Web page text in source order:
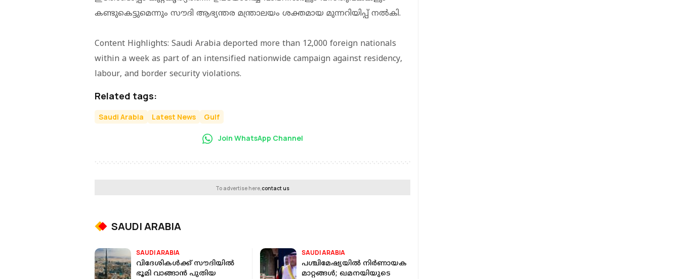
കണ്ടുകെട്ടുമെന്നും സൗദി ആഭ്യന്തര മന്ത്രാലയം ശക്തമായ മുന്നറിയിപ്പ് നൽകി.
Content Highlights: Saudi Arabia deported more than 12,000 foreign nationals
within a week as part of an intensified nationwide campaign against residency,
labour, and border security violations.
Related tags:
Saudi Arabia Latest News Gulf
Join WhatsApp Channel
To advertise here,contact us
SAUDI ARABIA
SAUDI ARABIA
വിദേശികൾക്ക് സൗദിയിൽ
ഭൂമി വാങ്ങാൻ പുതിയ
SAUDI ARABIA
പശ്ചിമേഷ്യയിൽ നിർണായക
മാറ്റങ്ങൾ; ഖമനയിയുടെ